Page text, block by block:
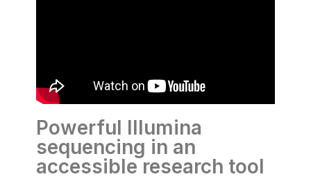
Powerful Illumina
sequencing in an
accessible research tool